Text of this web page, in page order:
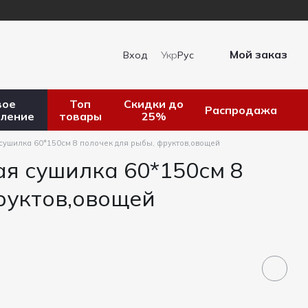
Вход УкрРус Мой заказ
Топ
товары
Скидки до
25%
Распродажа
60*150см 8 полочек для рыбы, фруктов,овощей
сушилка 60*150см 8